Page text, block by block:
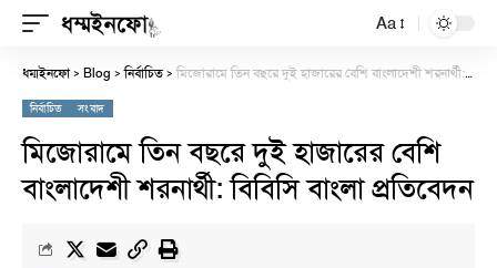
Aa
ধম্মইনফো> Blog >নির্বাচিত>মিজোরামে তিন বছরে দুই হাজারের বেশি বাংলাদেশী শরনার্থী: বিবিসি বাংলা প্রতিবেদন
নির্বাচিত সংবাদ
মিজোরামে তিন বছরে দুই হাজারের বেশি
বাংলাদেশী শরনার্থী: বিবিসি বাংলা প্রতিবেদন